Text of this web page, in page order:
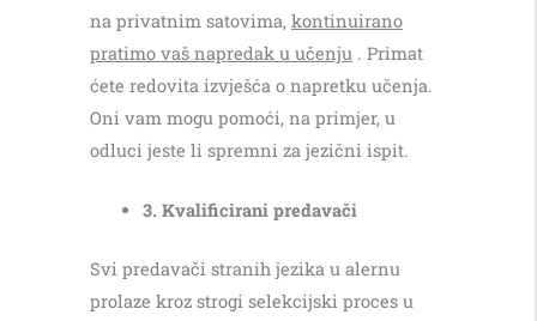
na privatnim satovima, kontinuirano
pratimo vaš napredak u učenju . Primat
ćete redovita izvješća o napretku učenja.
Oni vam mogu pomoći, na primjer, u
odluci jeste li spremni za jezični ispit.
3. Kvalificirani predavači
Svi predavači stranih jezika u alernu
prolaze kroz strogi selekcijski proces u